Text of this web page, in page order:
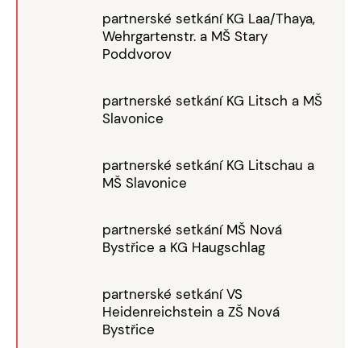
partnerské setkání KG Laa/Thaya,
Wehrgartenstr. a MŠ Stary
Poddvorov
partnerské setkání KG Litsch a MŠ
Slavonice
partnerské setkání KG Litschau a
MŠ Slavonice
partnerské setkání MŠ Nová
Bystřice a KG Haugschlag
partnerské setkání VS
Heidenreichstein a ZŠ Nová
Bystřice